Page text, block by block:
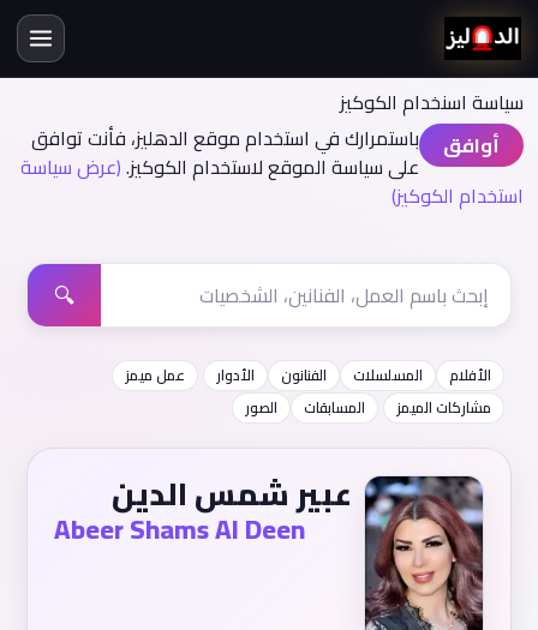
سياسة اسنخدام الكوكيز
أوافق
باستمرارك في استخدام موقع الدهليز، فأنت توافق
على سياسة الموقع لاستخدام الكوكيز.(عرض سياسة
استخدام الكوكيز)
🔍
الأفلام المسلسلات الفنانون الأدوار
عمل ميمز
مشاركات الميمز
المسابقات الصور
عبير شمس الدين
Abeer Shams Al Deen